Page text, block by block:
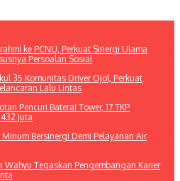
ke PCNU, Perkuat Sinergi Ulama
Persoalan Sosial
35 Komunitas Driver Ojol, Perkuat
Lalu Lintas
Pencuri Baterai Tower, 17 TKP
Juta
Bersinergi Demi Pelayanan Air
Wahyu Tegaskan Pengembangan Karier